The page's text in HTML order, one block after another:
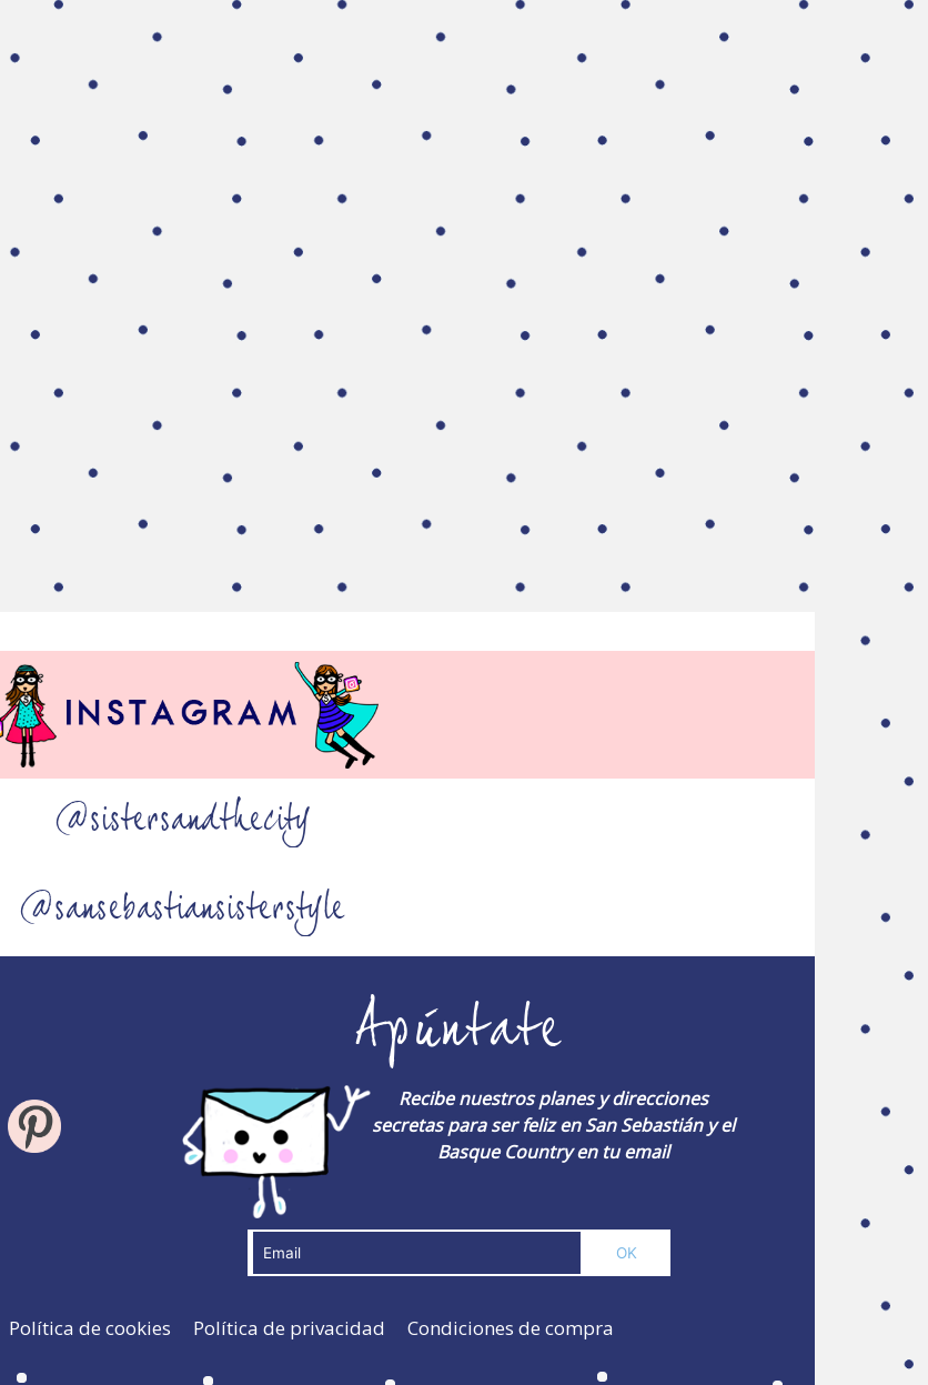
@sistersandthecity
@sansebastiansisterstyle
Apúntate
Recibe nuestros planes y direcciones
secretas para ser feliz en San Sebastián y el
Basque Country en tu email
Política de cookies Política de privacidad Condiciones de compra